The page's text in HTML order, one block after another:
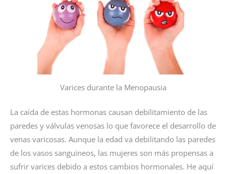
Varices durante la Menopausia
La caída de estas hormonas causan debilitamiento de las
paredes y válvulas venosas lo que favorece el desarrollo de
venas varicosas. Aunque la edad va debilitando las paredes
de los vasos sanguíneos, las mujeres son más propensas a
sufrir varices debido a estos cambios hormonales. He aquí